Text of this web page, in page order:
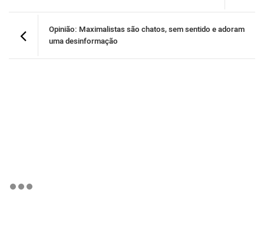
Opinião: Maximalistas são chatos, sem sentido e adoram
uma desinformação